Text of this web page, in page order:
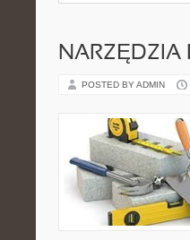
NARZĘDZIA
POSTED BY ADMIN